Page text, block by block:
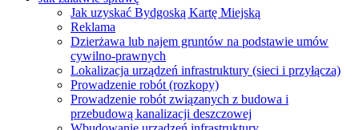
Jak uzyskać Bydgoską Kartę Miejską
Reklama
Dzierżawa lub najem gruntów na podstawie umów
cywilno-prawnych
Lokalizacja urządzeń infrastruktury (sieci i przyłącza)
Prowadzenie robót (rozkopy)
Prowadzenie robót związanych z budowa i
przebudową kanalizacji deszczowej